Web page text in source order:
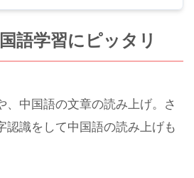
語学習にピッタリ
、中国語の文章の読み上げ。さ
認識をして中国語の読み上げも